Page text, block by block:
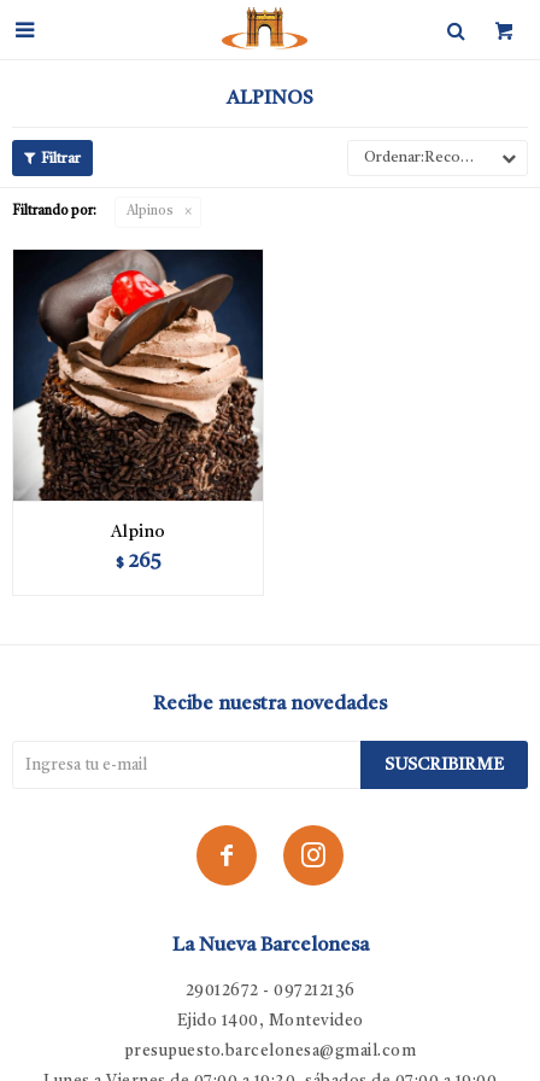

ALPINOS
Recomendados
Filtrando por: Alpinos
Alpino
$ 265
La Nueva Barcelonesa
29012672 - 097212136
Ejido 1400, Montevideo
presupuesto.barcelonesa@gmail.com
Recibe nuestra novedades
SUSCRIBIRME
 